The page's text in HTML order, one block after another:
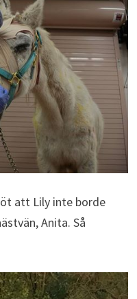
att Lily inte borde
Anita. Så